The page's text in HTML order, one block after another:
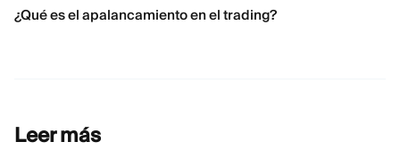
¿Qué es el apalancamiento en el trading?
Leer más